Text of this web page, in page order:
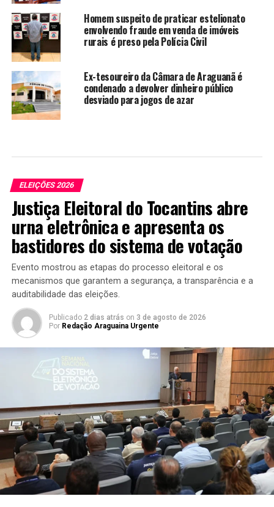
Homem suspeito de praticar estelionato
envolvendo fraude em venda de imóveis
rurais é preso pela Polícia Civil
Ex-tesoureiro da Câmara de Araguanã é
condenado a devolver dinheiro público
desviado para jogos de azar
ELEIÇÕES 2026
Justiça Eleitoral do Tocantins abre
urna eletrônica e apresenta os
bastidores do sistema de votação
Evento mostrou as etapas do processo eleitoral e os
mecanismos que garantem a segurança, a transparência e a
auditabilidade das eleições.
Publicado 2 dias atrás on 3 de agosto de 2026
Por Redação Araguaina Urgente